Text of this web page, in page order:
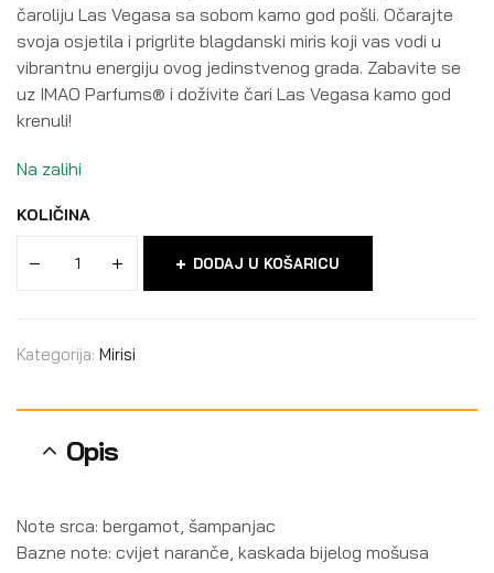
čaroliju Las Vegasa sa sobom kamo god pošli. Očarajte
svoja osjetila i prigrlite blagdanski miris koji vas vodi u
vibrantnu energiju ovog jedinstvenog grada. Zabavite se
uz IMAO Parfums® i doživite čari Las Vegasa kamo god
krenuli!
Na zalihi
KOLIČINA
DODAJ U KOŠARICU
Kategorija: Mirisi
Opis
Note srca: bergamot, šampanjac
Bazne note: cvijet naranče, kaskada bijelog mošusa